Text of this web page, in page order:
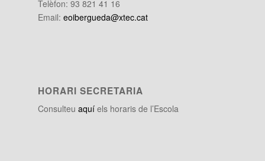
Telèfon: 93 821 41 16
Email: eoibergueda@xtec.cat
HORARI SECRETARIA
Consulteu aquíels horaris de l’Escola